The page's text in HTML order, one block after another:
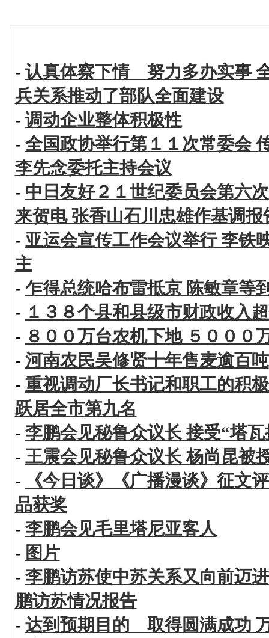
- 认真体察下情 努力多办实事
兵关系推动了部队全面建设
- 调动企业整体积极性
- 全国政协举行第１１次常委会
李先念委托主持会议
- 中日友好２１世纪委员会第六
来贺电 张香山石川忠雄作基调报
- 亚运会宣传工作会议举行 李铁
主
- 乍得总统哈布雷抵京 陈敏章等
- １３８个县和县级市财政收入
- ８００万台农机下地 ５０００
- 河南农民吴修贤十年售麦逾百吨
- 重视调动厂长书记和职工的积
跃居全市第九名
- 李鹏会见秘鲁众议长 接受“塔
- 王震会见秘鲁众议长 杨尚昆被
-
《今日谈》《广播漫谈》征文
品获奖
- 李鹏会见毛里塔尼亚客人
- 图片
- 李鹏访苏使中苏关系又向前迈
鹏访苏情况报告
- 达到预期目的 取得圆满成功